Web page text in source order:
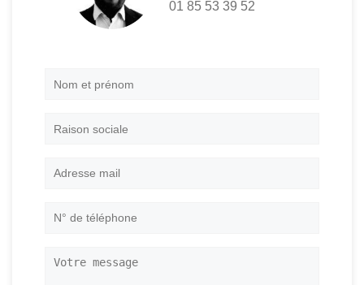
01 85 53 39 52
Nom
Raison
Adresse
N°
Votre